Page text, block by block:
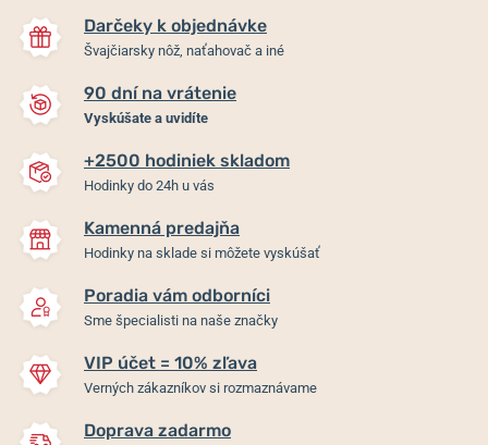
Darčeky k objednávke
Švajčiarsky nôž, naťahovač a iné
90 dní na vrátenie
Vyskúšate a uvidíte
+2500 hodiniek skladom
Hodinky do 24h u vás
Kamenná predajňa
Hodinky na sklade si môžete vyskúšať
Poradia vám odborníci
Sme špecialisti na naše značky
VIP účet = 10% zľava
Verných zákazníkov si rozmaznávame
Doprava zadarmo